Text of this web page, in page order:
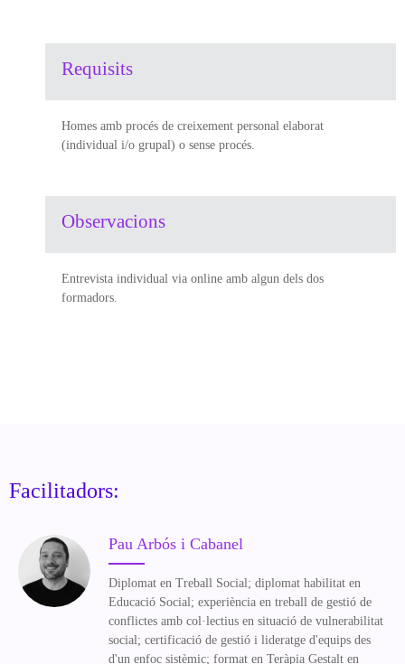
Requisits
Homes amb procés de creixement personal elaborat
(individual i/o grupal) o sense procés.
Observacions
Entrevista individual via online amb algun dels dos
formadors.
Facilitadors:
Pau Arbós i Cabanel
Diplomat en Treball Social; diplomat habilitat en
Educació Social; experiència en treball de gestió de
conflictes amb col·lectius en situació de vulnerabilitat
social; certificació de gestió i lideratge d'equips des
d'un enfoc sistèmic; format en Teràpia Gestalt en